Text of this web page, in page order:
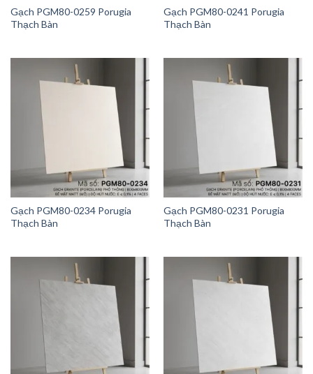
Gạch PGM80-0259 Porugia
Thạch Bàn
Gạch PGM80-0241 Porugia
Thạch Bàn
Gạch PGM80-0234 Porugia
Thạch Bàn
Gạch PGM80-0231 Porugia
Thạch Bàn